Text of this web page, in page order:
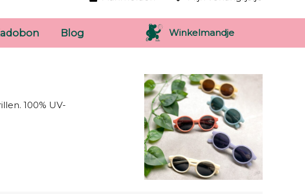
Blog Winkelmandje
100% UV-